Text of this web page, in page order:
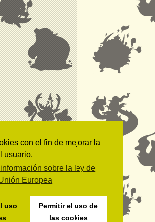
con el fin de mejorar la
usuario.
sobre la ley de
Europea
uso
Permitir el uso de
las cookies